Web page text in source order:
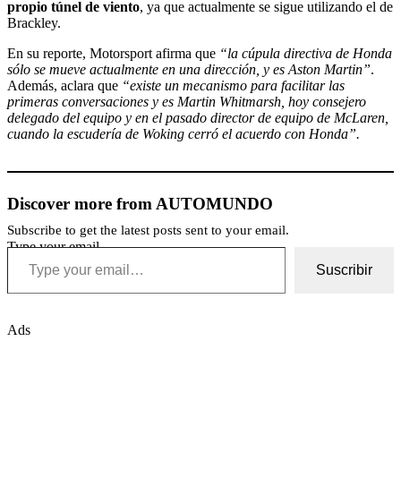
propio túnel de viento, ya que actualmente se sigue utilizando el de
Brackley.
En su reporte, Motorsport afirma que “la cúpula directiva de Honda
sólo se mueve actualmente en una dirección, y es Aston Martin”.
Además, aclara que “existe un mecanismo para facilitar las
primeras conversaciones y es Martin Whitmarsh, hoy consejero
delegado del equipo y en el pasado director de equipo de McLaren,
cuando la escudería de Woking cerró el acuerdo con Honda”.
Discover more from AUTOMUNDO
Subscribe to get the latest posts sent to your email.
Type your email…
Suscribir
Ads